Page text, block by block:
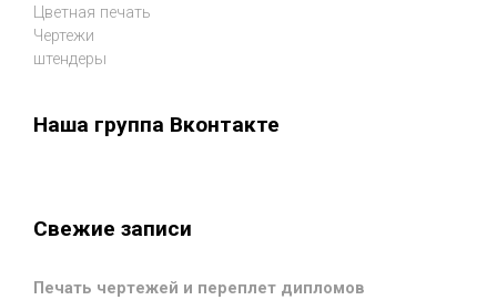
Цветная печать
Чертежи
штендеры
Наша группа Вконтакте
Свежие записи
Печать чертежей и переплет дипломов